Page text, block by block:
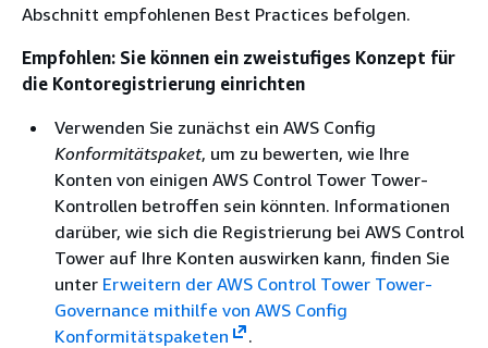
Abschnitt empfohlenen Best Practices befolgen.
Empfohlen: Sie können ein zweistufiges Konzept für
die Kontoregistrierung einrichten
Verwenden Sie zunächst ein AWS Config
Konformitätspaket, um zu bewerten, wie Ihre
Konten von einigen AWS Control Tower Tower-
Kontrollen betroffen sein könnten. Informationen
darüber, wie sich die Registrierung bei AWS Control
Tower auf Ihre Konten auswirken kann, finden Sie
unter Erweitern der AWS Control Tower Tower-
Governance mithilfe von AWS Config
Konformitätspaketen
.